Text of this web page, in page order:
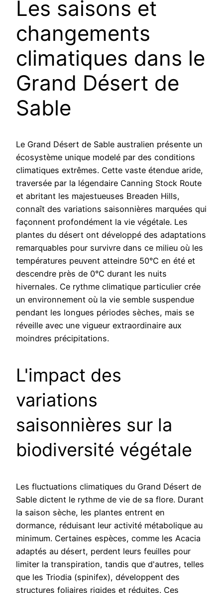
Les saisons et
changements
climatiques dans le
Grand Désert de
Sable
Le Grand Désert de Sable australien présente un
écosystème unique modelé par des conditions
climatiques extrêmes. Cette vaste étendue aride,
traversée par la légendaire Canning Stock Route
et abritant les majestueuses Breaden Hills,
connaît des variations saisonnières marquées qui
façonnent profondément la vie végétale. Les
plantes du désert ont développé des adaptations
remarquables pour survivre dans ce milieu où les
températures peuvent atteindre 50°C en été et
descendre près de 0°C durant les nuits
hivernales. Ce rythme climatique particulier crée
un environnement où la vie semble suspendue
pendant les longues périodes sèches, mais se
réveille avec une vigueur extraordinaire aux
moindres précipitations.
L'impact des
variations
saisonnières sur la
biodiversité végétale
Les fluctuations climatiques du Grand Désert de
Sable dictent le rythme de vie de sa flore. Durant
la saison sèche, les plantes entrent en
dormance, réduisant leur activité métabolique au
minimum. Certaines espèces, comme les Acacia
adaptés au désert, perdent leurs feuilles pour
limiter la transpiration, tandis que d'autres, telles
que les Triodia (spinifex), développent des
structures foliaires rigides et réduites. Ces